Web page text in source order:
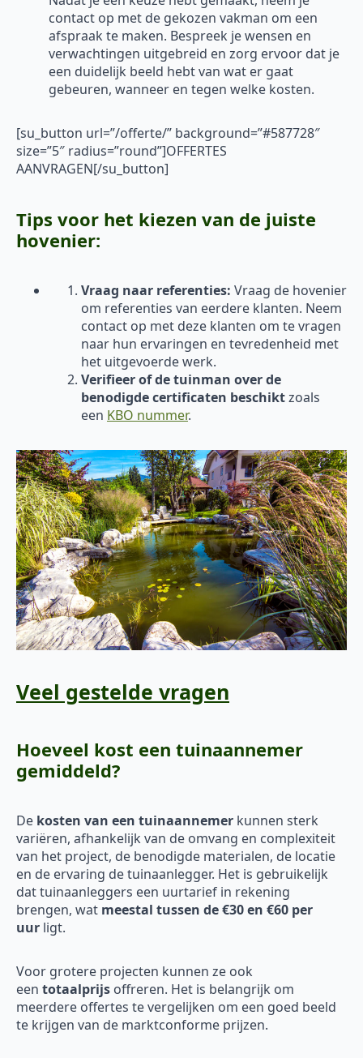
contact op met de gekozen vakman om een
afspraak te maken. Bespreek je wensen en
verwachtingen uitgebreid en zorg ervoor dat je
een duidelijk beeld hebt van wat er gaat
gebeuren, wanneer en tegen welke kosten.
[su_button url=”/offerte/” background=”#587728″
size=”5″ radius=”round”]OFFERTES
AANVRAGEN[/su_button]
Tips voor het kiezen van de juiste
hovenier:
Vraag naar referenties: Vraag de hovenier
om referenties van eerdere klanten. Neem
contact op met deze klanten om te vragen
naar hun ervaringen en tevredenheid met
het uitgevoerde werk.
Verifieer of de tuinman over de
benodigde certificaten beschiktzoals
een KBO nummer.
Veel gestelde vragen
Hoeveel kost een tuinaannemer
gemiddeld?
De kosten van een tuinaannemer kunnen sterk
variëren, afhankelijk van de omvang en complexiteit
van het project, de benodigde materialen, de locatie
en de ervaring de tuinaanlegger. Het is gebruikelijk
dat tuinaanleggers een uurtarief in rekening
brengen, wat meestal tussen de €30 en €60 per
uur ligt.
Voor grotere projecten kunnen ze ook
een totaalprijs offreren. Het is belangrijk om
meerdere offertes te vergelijken om een goed beeld
te krijgen van de marktconforme prijzen.